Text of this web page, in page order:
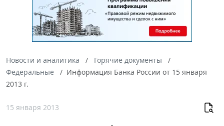
Новости и аналитика
Горячие документы
Федеральные
Информация Банка России от 15 января
2013 г.
15 января 2013